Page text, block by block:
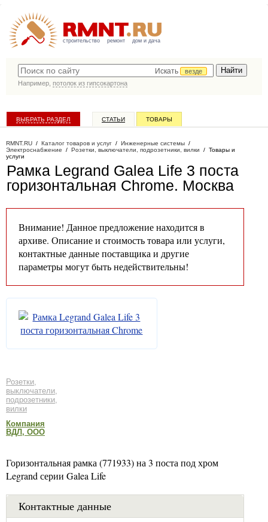
строительство ремонт дом и дача
Искать
везде
Например, потолок из гипсокартона
ВЫБРАТЬ РАЗДЕЛ СТАТЬИ ТОВАРЫ
RMNT.RU / Каталог товаров и услуг / Инженерные системы /
Электроснабжение / Розетки, выключатели, подрозетники, вилки / Товары и
услуги
Рамка Legrand Galea Life 3 поста
горизонтальная Chrome. Москва
Внимание! Данное предложение находится в
архиве. Описание и стоимость товара или услуги,
контактные данные поставщика и другие
параметры могут быть недействительны!
Розетки,
выключатели,
подрозетники,
вилки
Компания
ВДЛ, ООО
Горизонтальная рамка (771933) на 3 поста под хром
Legrand серии Galea Life
Контактные данные